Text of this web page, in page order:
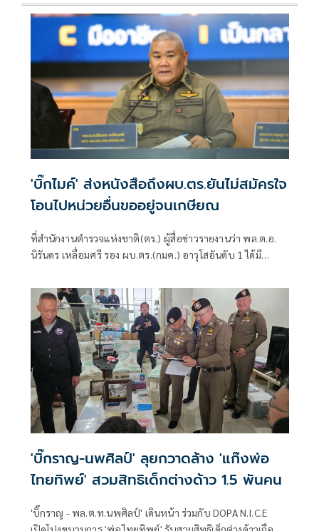
'บิ๊กไมค์' ส่งหนังสือถึงผบ.ตร.ยันไม่สมัครใจ
โอนไปหน่วยอื่นขออยู่จนเกษียณ
ที่สำนักงานตำรวจแห่งชาติ(ตร.) ผู้สื่อข่าวรายงานว่า พล.ต.อ.
นิรันดร เหลื่อมศรี รอง ผบ.ตร.(กมค.) อาวุโสอันดับ 1 ได้มี
'บิ๊กราญ-นพศิลป์' ลุยกวาดล้าง 'แก๊งพ่อ
ไทยทิพย์' สวมสิทธิเด็กต่างด้าว 1.5 พันคน
'บิ๊กราญ - พล.ต.ท.นพศิลป์' เดินหน้า ร่วมกับ DOPA N.I.C.E